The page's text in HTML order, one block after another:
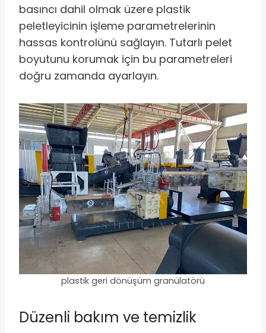
basıncı dahil olmak üzere plastik
peletleyicinin işleme parametrelerinin
hassas kontrolünü sağlayın. Tutarlı pelet
boyutunu korumak için bu parametreleri
doğru zamanda ayarlayın.
plastik geri dönüşüm granülatörü
Düzenli bakım ve temizlik